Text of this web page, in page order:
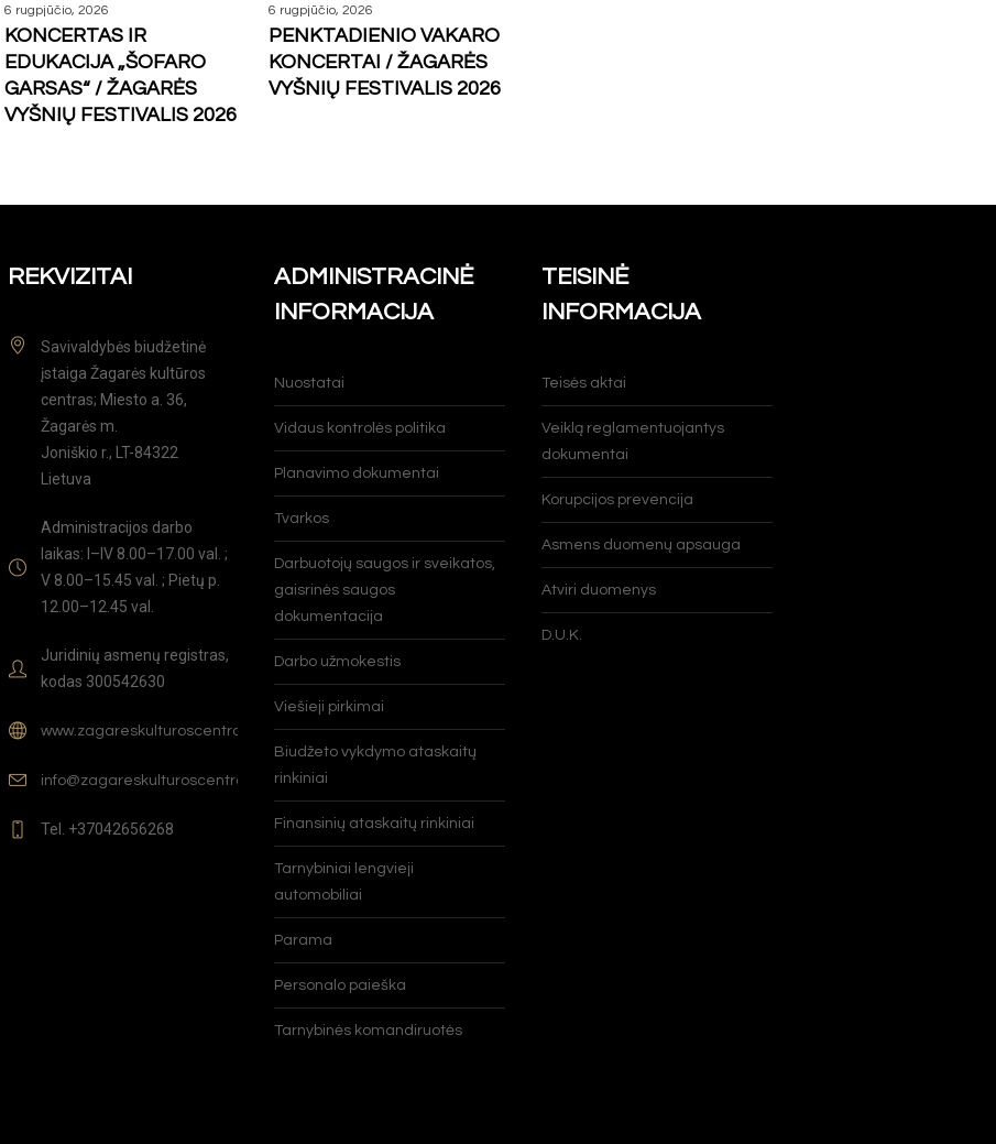
6 rugpjūčio, 2026
KONCERTAS IR
EDUKACIJA „ŠOFARO
GARSAS“ / ŽAGARĖS
VYŠNIŲ FESTIVALIS 2026
6 rugpjūčio, 2026
PENKTADIENIO VAKARO
KONCERTAI / ŽAGARĖS
VYŠNIŲ FESTIVALIS 2026
REKVIZITAI
Savivaldybės biudžetinė
įstaiga Žagarės kultūros
centras; Miesto a. 36,
Žagarės m.
Joniškio r., LT-84322
Lietuva
Administracijos darbo
laikas: I–IV 8.00–17.00 val. ;
V 8.00–15.45 val. ; Pietų p.
12.00–12.45 val.
Juridinių asmenų registras,
kodas 300542630
www.zagareskulturoscentras.lt
info@zagareskulturoscentras.lt
Tel. +37042656268
ADMINISTRACINĖ
INFORMACIJA
Nuostatai
Vidaus kontrolės politika
Planavimo dokumentai
Tvarkos
Darbuotojų saugos ir sveikatos,
gaisrinės saugos
dokumentacija
Darbo užmokestis
Viešieji pirkimai
Biudžeto vykdymo ataskaitų
rinkiniai
Finansinių ataskaitų rinkiniai
Tarnybiniai lengvieji
automobiliai
Parama
Personalo paieška
Tarnybinės komandiruotės
TEISINĖ
INFORMACIJA
Teisės aktai
Veiklą reglamentuojantys
dokumentai
Korupcijos prevencija
Asmens duomenų apsauga
Atviri duomenys
D.U.K.